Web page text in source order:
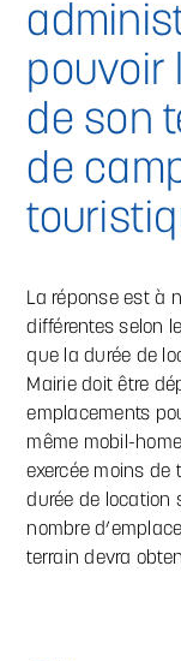
pouvoir
de son
de
La réponse est à
différentes selon
que la durée de
Mairie doit être
emplacements
même mobil-
exercée moins de
durée de location
nombre
terrain devra